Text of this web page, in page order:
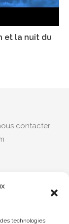
technologies
et la nuit du
contacter